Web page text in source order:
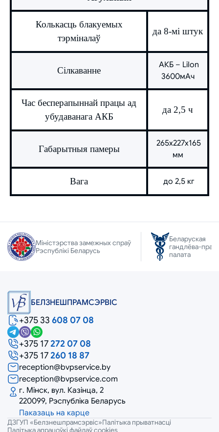
Колькасць блакуемых
тэрміналаў
да 8-мі штук
Сілкаванне
АКБ – LiIon
3600мАч
Час бесперапыннай працы ад
убудаванага АКБ
да 2,5 ч
Габарытныя памеры
265х227х165
мм
Вага до 2,5 кг
Міністэрства замежных спраў
Рэспублікі Беларусь
Беларуская
гандлёва-
палата
БЕЛЗНЕШПРАМСЭРВIС
+375 33 608 07 08
+375 17 272 07 08
+375 17 260 18 87
reception@bvpservice.by
reception@bvpservice.com
г. Мінск, вул. Казінца, 2
220099, Рэспубліка Беларусь
Паказаць на карце
ДЗГУП «Белзнешпрамсэрвіс»Палітыка прыватнасці
Палітыка апрацоўкі файлаў cookies